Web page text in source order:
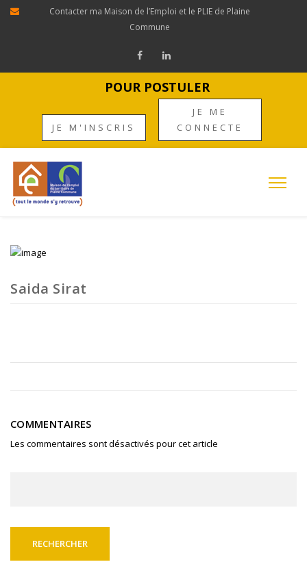
Contacter ma Maison de l’Emploi et le PLIE de Plaine
Commune
POUR POSTULER
JE M'INSCRIS
JE ME
CONNECTE
Saida Sirat
COMMENTAIRES
Les commentaires sont désactivés pour cet article